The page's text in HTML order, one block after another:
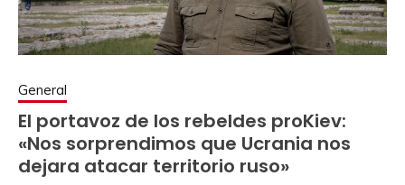
General
El portavoz de los rebeldes proKiev:
«Nos sorprendimos que Ucrania nos
dejara atacar territorio ruso»